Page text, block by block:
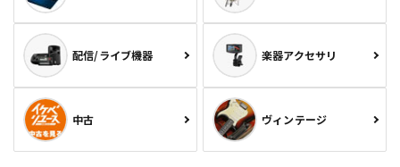
配信/ライブ機器 楽器アクセサリ
中古 ヴィンテージ